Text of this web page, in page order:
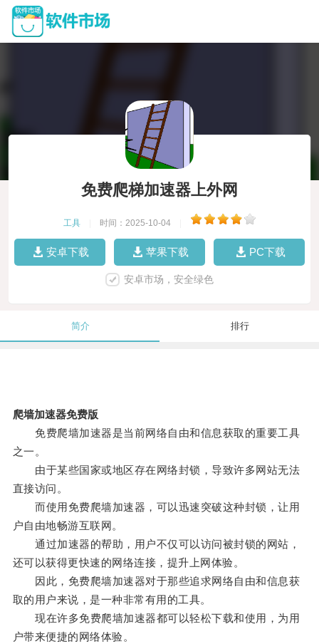
免费爬梯加速器上外网
工具 时间：2025-10-04
安卓下载 苹果下载 PC下载
安卓市场，安全绿色
简介 排行
爬墙加速器免费版
免费爬墙加速器是当前网络自由和信息获取的重要工具
之一。
由于某些国家或地区存在网络封锁，导致许多网站无法
直接访问。
而使用免费爬墙加速器，可以迅速突破这种封锁，让用
户自由地畅游互联网。
通过加速器的帮助，用户不仅可以访问被封锁的网站，
还可以获得更快速的网络连接，提升上网体验。
因此，免费爬墙加速器对于那些追求网络自由和信息获
取的用户来说，是一种非常有用的工具。
现在许多免费爬墙加速器都可以轻松下载和使用，为用
户带来便捷的网络体验。